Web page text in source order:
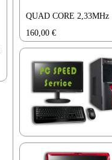
QUAD CORE 2,33MHz
160,00 €